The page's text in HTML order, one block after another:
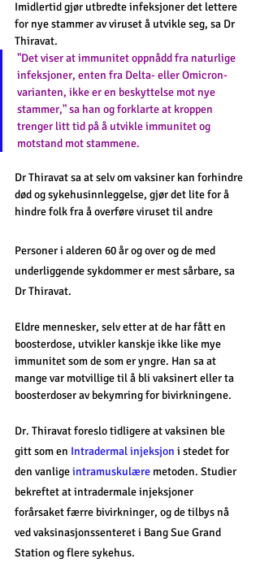
Imidlertid gjør utbredte infeksjoner det lettere
for nye stammer av viruset å utvikle seg, sa Dr
Thiravat.
"Det viser at immunitet oppnådd fra naturlige
infeksjoner, enten fra Delta- eller Omicron-
varianten, ikke er en beskyttelse mot nye
stammer," sa han og forklarte at kroppen
trenger litt tid på å utvikle immunitet og
motstand mot stammene.
Dr Thiravat sa at selv om vaksiner kan forhindre
død og sykehusinnleggelse, gjør det lite for å
hindre folk fra å overføre viruset til andre
Personer i alderen 60 år og over og de med
underliggende sykdommer er mest sårbare, sa
Dr Thiravat.
Eldre mennesker, selv etter at de har fått en
boosterdose, utvikler kanskje ikke like mye
immunitet som de som er yngre. Han sa at
mange var motvillige til å bli vaksinert eller ta
boosterdoser av bekymring for bivirkningene.
Dr. Thiravat foreslo tidligere at vaksinen ble
gitt som en Intradermal injeksjon i stedet for
den vanlige intramuskulære metoden. Studier
bekreftet at intradermale injeksjoner
forårsaket færre bivirkninger, og de tilbys nå
ved vaksinasjonssenteret i Bang Sue Grand
Station og flere sykehus.